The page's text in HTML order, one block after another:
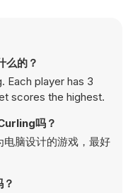
的？
Each player has 3
scores the highest.
吗？
脑设计的游戏，最好